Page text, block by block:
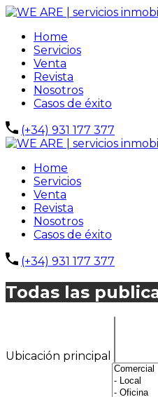
Home
Servicios
Venta
Revista
Nosotros
Casos de éxito
(+34) 931 177 377
Home
Servicios
Venta
Revista
Nosotros
Casos de éxito
(+34) 931 177 377
Todas las
Ubicación principal